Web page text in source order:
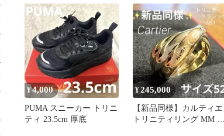
ス付
¥4,000
PUMA スニーカー トリニ
ティ 23.5cm 厚底
¥245,000
【新品同様】カルティエ
トリニティリング MM ク